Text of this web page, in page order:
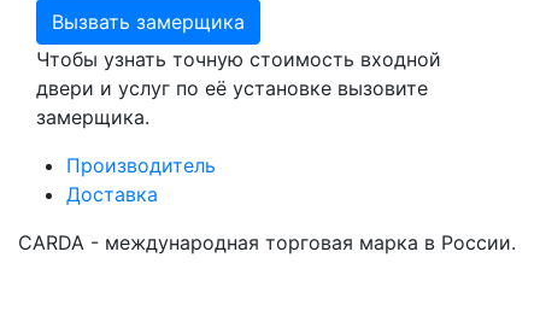
Вызвать замерщика
Чтобы узнать точную стоимость входной
двери и услуг по её установке вызовите
замерщика.
Производитель
Доставка
CARDA - международная торговая марка в России.